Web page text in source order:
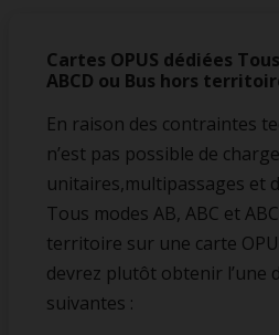
Cartes OPUS dédiées
ABCD ou Bus hors
En raison des contraintes
n’est pas possible de
unitaires,multipassages et
Tous modes AB, ABC et
territoire sur une carte
devrez plutôt obtenir l’une
suivantes :